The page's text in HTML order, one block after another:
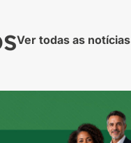
Ver todas as notícias